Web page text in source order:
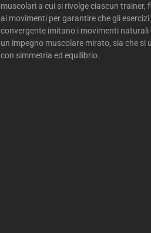
muscolari a cui si rivolge ciascun
ai movimenti per garantire che gli
convergente imitano i movimenti
un impegno muscolare mirato, sia che
con simmetria ed equilibrio.